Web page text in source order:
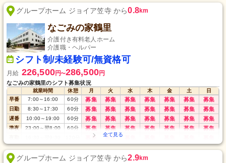
グループホーム ジョイア笠寺 から0.8km
なごみの家鶴里
介護付き有料老人ホーム
介護職・ヘルパー
シフト制/未経験可/無資格可
月給 226,500円〜286,500円
なごみの家鶴里のシフト募集状況
就業時間 休憩 月 火 水 木 金 土
日
早番
7:00～ 16:00 60分 募集 募集 募集 募集 募集 募集 募集
日勤 8:30～ 17:30 60分 募集 募集 募集 募集 募集 募集 募集
遅番 10:00～ 19:00 60分 募集 募集 募集 募集 募集 募集 募集
準夜 23:00 ～翌8:00 60分 募集 募集 募集 募集 募集 募集 募集
募集 募集
グループホーム ジョイア笠寺 から2.9km